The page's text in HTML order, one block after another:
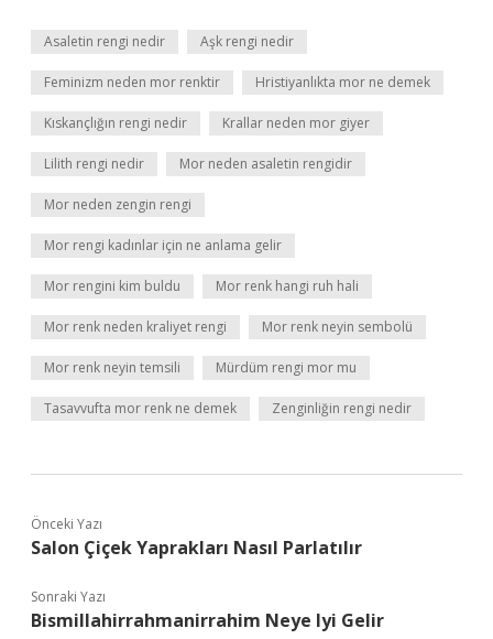
Asaletin rengi nedir Aşk rengi nedir
Feminizm neden mor renktir Hristiyanlıkta mor ne demek
Kıskançlığın rengi nedir Krallar neden mor giyer
Lilith rengi nedir Mor neden asaletin rengidir
Mor neden zengin rengi
Mor rengi kadınlar için ne anlama gelir
Mor rengini kim buldu Mor renk hangi ruh hali
Mor renk neden kraliyet rengi Mor renk neyin sembolü
Mor renk neyin temsili Mürdüm rengi mor mu
Tasavvufta mor renk ne demek Zenginliğin rengi nedir
Önceki Yazı
Salon Çiçek Yaprakları Nasıl Parlatılır
Sonraki Yazı
Bismillahirrahmanirrahim Neye Iyi Gelir